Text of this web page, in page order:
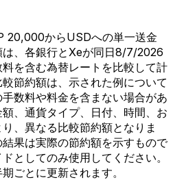
20,000からUSDへの単一送金
、各銀行とXeが同日8/7/2026
を含む為替レートを比較して計
節約額は、示された例について
数料や料金を含まない場合があ
、通貨タイプ、日付、時間、お
、異なる比較節約額となりま
果は実際の節約額を示すもので
としてのみ使用してください。
ごとに更新されます。